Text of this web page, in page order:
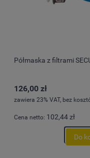
Półmaska z filtrami
126,00 zł
zawiera 23% VAT, bez
Cena netto: 102,44 zł
Do